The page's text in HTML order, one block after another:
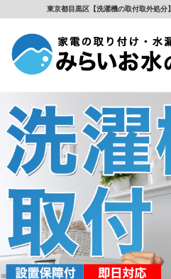
東京都目黒区【洗濯機の取付取外処